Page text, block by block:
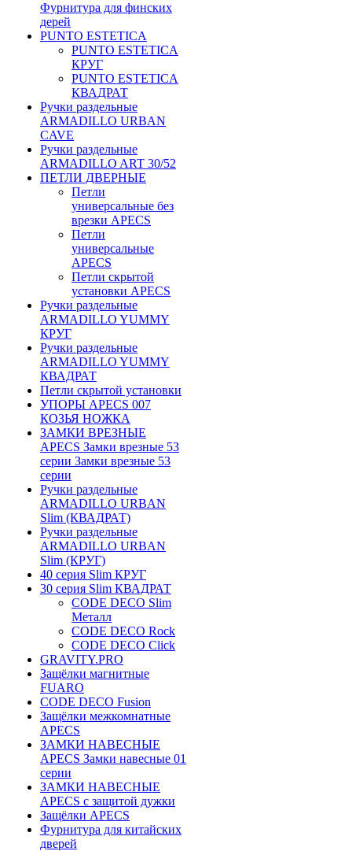
Фурнитура для финских
дерей
PUNTO ESTETICA
PUNTO ESTETICA
КРУГ
PUNTO ESTETICA
КВАДРАТ
Ручки раздельные
ARMADILLO URBAN
CAVE
Ручки раздельные
ARMADILLO ART 30/52
ПЕТЛИ ДВЕРНЫЕ
Петли
универсальные без
врезки APECS
Петли
универсальные
APECS
Петли скрытой
установки APECS
Ручки раздельные
ARMADILLO YUMMY
КРУГ
Ручки раздельные
ARMADILLO YUMMY
КВАДРАТ
Петли скрытой установки
УПОРЫ APECS 007
КОЗЬЯ НОЖКА
ЗАМКИ ВРЕЗНЫЕ
APECS Замки врезные 53
серии Замки врезные 53
серии
Ручки раздельные
ARMADILLO URBAN
Slim (КВАДРАТ)
Ручки раздельные
ARMADILLO URBAN
Slim (КРУГ)
40 серия Slim КРУГ
30 серия Slim КВАДРАТ
CODE DECO Slim
Металл
CODE DECO Rock
CODE DECO Click
GRAVITY.PRO
Защёлки магнитные
FUARO
CODE DECO Fusion
Защёлки межкомнатные
APECS
ЗАМКИ НАВЕСНЫЕ
APECS Замки навесные 01
серии
ЗАМКИ НАВЕСНЫЕ
APECS с защитой дужки
Защёлки APECS
Фурнитура для китайских
дверей